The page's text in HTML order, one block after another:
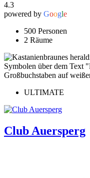
4.3
powered by Google
500 Personen
2 Räume
ULTIMATE
Club Auersperg